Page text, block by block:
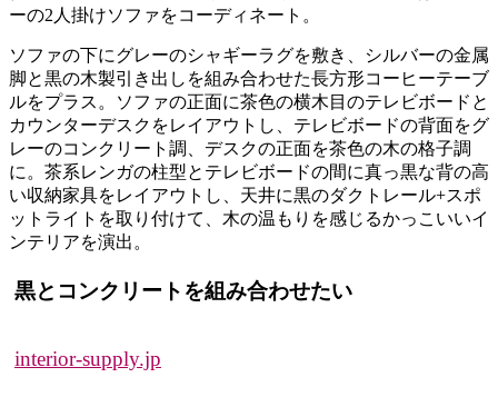
ーの2人掛けソファをコーディネート。
ソファの下にグレーのシャギーラグを敷き、シルバーの金属
脚と黒の木製引き出しを組み合わせた長方形コーヒーテーブ
ルをプラス。ソファの正面に茶色の横木目のテレビボードと
カウンターデスクをレイアウトし、テレビボードの背面をグ
レーのコンクリート調、デスクの正面を茶色の木の格子調
に。茶系レンガの柱型とテレビボードの間に真っ黒な背の高
い収納家具をレイアウトし、天井に黒のダクトレール+スポ
ットライトを取り付けて、木の温もりを感じるかっこいいイ
ンテリアを演出。
黒とコンクリートを組み合わせたい
interior-supply.jp